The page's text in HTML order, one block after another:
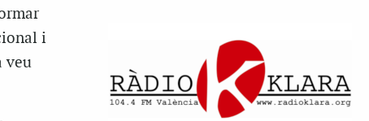
i
veu